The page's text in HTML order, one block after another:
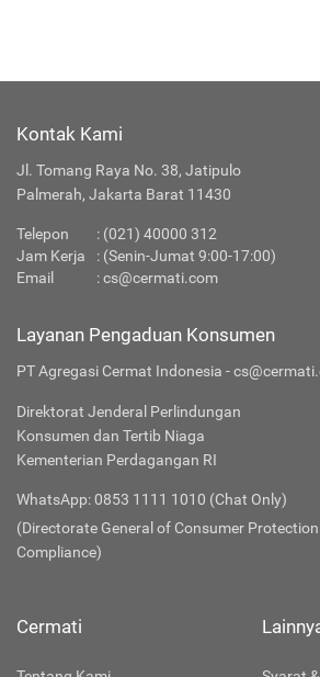
Kontak Kami
Jl. Tomang Raya No. 38, Jatipulo
Palmerah, Jakarta Barat 11430
Telepon
: (021) 40000 312
Jam Kerja
: (Senin-Jumat 9:00-17:00)
Email
:cs@cermati.com
Layanan Pengaduan Konsumen
PT Agregasi Cermat Indonesia -
Direktorat Jenderal Perlindungan
Konsumen dan Tertib Niaga
Kementerian Perdagangan RI
WhatsApp: 0853 1111 1010 (Chat Only)
(Directorate General of Consumer
Compliance)
Cermati